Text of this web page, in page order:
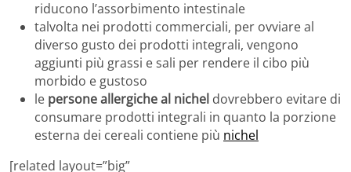
riducono l’assorbimento intestinale
talvolta nei prodotti commerciali, per ovviare al
diverso gusto dei prodotti integrali, vengono
aggiunti più grassi e sali per rendere il cibo più
morbido e gustoso
le persone allergiche al nichel dovrebbero evitare di
consumare prodotti integrali in quanto la porzione
esterna dei cereali contiene più nichel
[related layout=”big”